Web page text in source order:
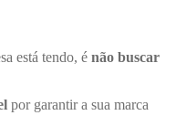
está tendo, é não buscar
por garantir a sua marca